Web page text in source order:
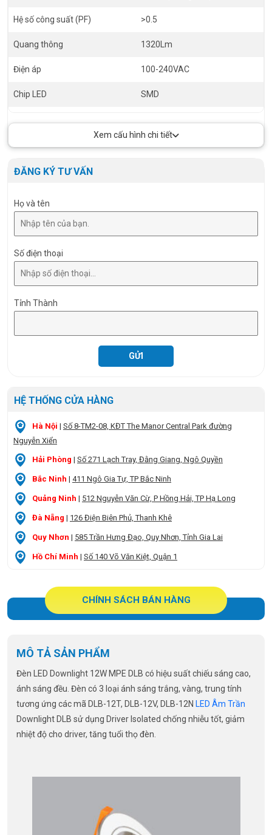
Hệ số công suất (PF)
>0.5
Quang thông 1320Lm
Điện áp 100-240VAC
Chip LED SMD
Size
Xem cấu hình chi tiết
ĐĂNG KÝ TƯ VẤN
Họ và tên
Số điện thoại
Tỉnh Thành
HỆ THỐNG CỬA HÀNG
Hà Nội | Số 8-TM2-08, KĐT The Manor Central Park đường
Nguyễn Xiển
Hải Phòng | Số 271 Lạch Tray, Đằng Giang, Ngô Quyền
Bắc Ninh | 411 Ngô Gia Tự, TP Bắc Ninh
Quảng Ninh | 512 Nguyễn Văn Cừ, P Hồng Hải, TP Hạ Long
Đà Nẵng | 126 Điện Biên Phủ, Thanh Khê
Quy Nhơn | 585 Trần Hưng Đạo, Quy Nhơn, Tỉnh Gia Lai
Hồ Chí Minh | Số 140 Võ Văn Kiệt, Quận 1
CHÍNH SÁCH BÁN HÀNG
MÔ TẢ SẢN PHẨM
Đèn LED Downlight 12W MPE DLB có hiệu suất chiếu sáng cao,
ánh sáng đều. Đèn có 3 loại ánh sáng trắng, vàng, trung tính
tương ứng các mã DLB-12T, DLB-12V, DLB-12N LED Âm Trần
Downlight DLB sử dụng Driver Isolated chống nhiễu tốt, giảm
nhiệt độ cho driver, tăng tuổi thọ đèn.